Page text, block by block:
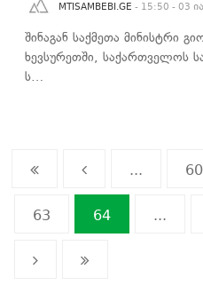
MTISAMBEBI.GE - 15:50 - 03
შინაგან საქმეთა მინისტრი
ხევსურეთში, საქართველოს
ს…
... 60
63 64 ...